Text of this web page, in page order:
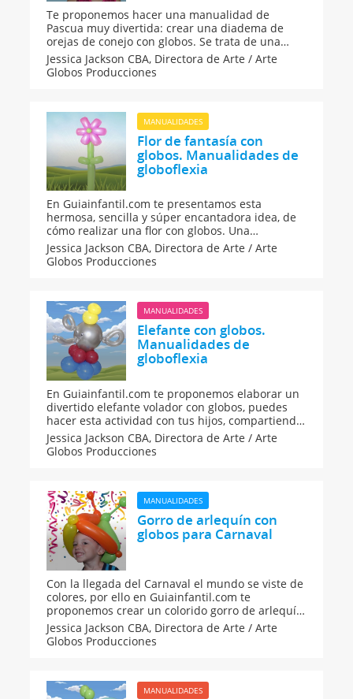
Te proponemos hacer una manualidad de
Pascua muy divertida: crear una diadema de
orejas de conejo con globos. Se trata de una
manualidad de globoflexia que divertirá mucho
a los niños.
Jessica Jackson CBA, Directora de Arte / Arte
Globos Producciones
MANUALIDADES
Flor de fantasía con
globos. Manualidades de
globoflexia
En Guiainfantil.com te presentamos esta
hermosa, sencilla y súper encantadora idea, de
cómo realizar una flor con globos. Una
estupenda manera de decorar fiestas infantiles,
cumpleaños, jardines o la habitación de los
Jessica Jackson CBA, Directora de Arte / Arte
Globos Producciones
MANUALIDADES
Elefante con globos.
Manualidades de
globoflexia
En Guiainfantil.com te proponemos elaborar un
divertido elefante volador con globos, puedes
hacer esta actividad con tus hijos, compartiendo
y jugando todos juntos. ¿Te animas?
Jessica Jackson CBA, Directora de Arte / Arte
Globos Producciones
MANUALIDADES
Gorro de arlequín con
globos para Carnaval
Con la llegada del Carnaval el mundo se viste de
colores, por ello en Guiainfantil.com te
proponemos crear un colorido gorro de arlequín
muy fácil de elaborar para que te diviertas un
montón con tus hijos.
Jessica Jackson CBA, Directora de Arte / Arte
Globos Producciones
MANUALIDADES